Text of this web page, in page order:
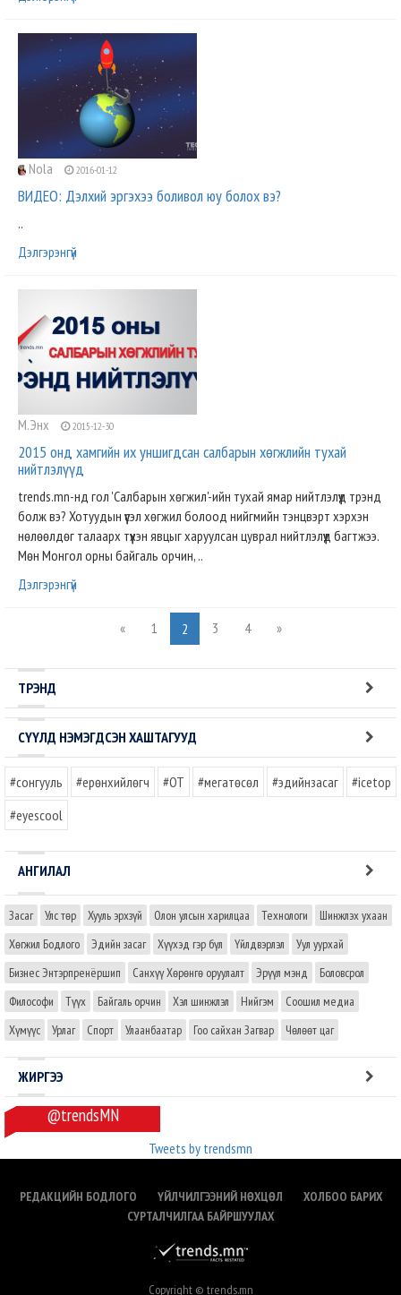
Nola 2016-01-12
ВИДЕО: Дэлхий эргэхээ боливол юу болох вэ?
..
Дэлгэрэнгүй
М.Энх 2015-12-30
2015 онд хамгийн их уншигдсан салбарын хөгжлийн тухай
нийтлэлүүд
trends.mn-нд гол 'Салбарын хөгжил'-ийн тухай ямар нийтлэлүүд трэнд
болж вэ? Хотуудын үүсэл хөгжил болоод нийгмийн тэнцвэрт хэрхэн
нөлөөлдөг талаарх түүхэн явцыг харуулсан цуврал нийтлэлүүд багтжээ.
Мөн Монгол орны байгаль орчин, ..
Дэлгэрэнгүй
« 1 2 3 4 »
ТРЭНД
СҮҮЛД НЭМЭГДСЭН ХАШТАГУУД
#сонгууль #ерөнхийлөгч #OT #мегатөсөл #эдийнзасаг
#icetop
#eyescool
АНГИЛАЛ
Засаг Улс төр Хууль эрхзүй Олон улсын харилцаа Технологи
Шинжлэх ухаан
Хөгжил Бодлого
Эдийн засаг Хүүхэд гэр бүл Үйлдвэрлэл
Уул уурхай
Бизнес Энтэрпренёршип
Санхүү Хөрөнгө оруулалт Эрүүл мэнд
Боловсрол
Философи
Түүх Байгаль орчин Хэл шинжлэл Нийгэм
Соошил медиа
Хүмүүс
Урлаг Спорт Улаанбаатар Гоо сайхан Загвар Чөлөөт цаг
ЖИРГЭЭ
@trendsMN
Tweets by trendsmn
РЕДАКЦИЙН БОДЛОГО ҮЙЛЧИЛГЭЭНИЙ НӨХЦӨЛ
ХОЛБОО БАРИХ
СУРТАЛЧИЛГАА БАЙРШУУЛАХ
Copyright © trends.mn